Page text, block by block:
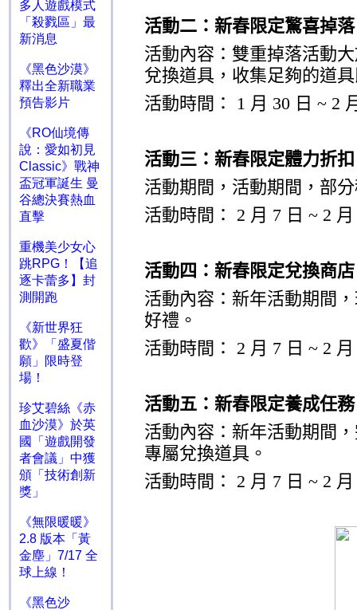
多人遊戲模式
「殺戮區」最
新消息
《黑色沙漠》
釋出全新職業
預告影片
《RO仙境傳
說：愛如初見
Classic》戰神
盃冠軍誕生 曼
谷總決賽熱血
直擊
重機美少女心
跳RPG！【追
逐卡蕾多】封
測開跑
《新世界狂
歡》「盛夏偕
願」限時登
場！
珍艾碧絲《赤
血沙漠》於英
國「遊戲開發
者會議」中獲
頒「技術創新
獎」
《無限暖暖》
2.8 版本「黃
金塵」7/17 全
球上線！
《黑色沙
活動二：新春限定驚喜掉落
活動內容：雙重掉落活動
兌換道具，收集足夠的道
活動時間： 1 月 30 日 ~ 2
活動三：新春限定體力折扣
活動期間，活動期間，部
活動時間： 2 月 7 日 ~ 2
活動四：新春限定兌換商店
活動內容：新年活動期間
好禮。
活動時間： 2 月 7 日 ~ 2
活動五：新春限定養成任務
活動內容：新年活動期間
專屬兌換道具。
活動時間： 2 月 7 日 ~ 2